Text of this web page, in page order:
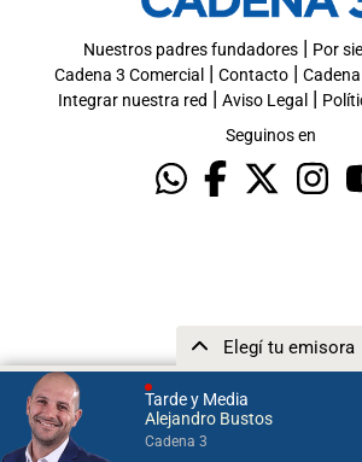
Tarde y Media
Alejandro Bustos
Cadena 3
Elegí tu emisora
Nuestros padres fundadores| Por
Cadena 3 Comercial | Contacto|
Integrar nuestra red | Aviso Legal |
Seguinos en